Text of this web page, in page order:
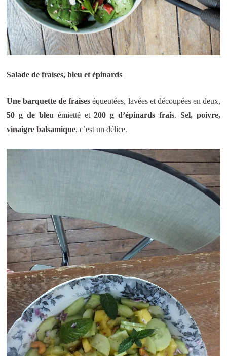
Salade de fraises, bleu et épinards
Une barquette de fraises équeutées, lavées et découpées en deux,
50 g de bleu émietté et200 g d’épinards frais. Sel, poivre,
vinaigre balsamique, c’est un délice.